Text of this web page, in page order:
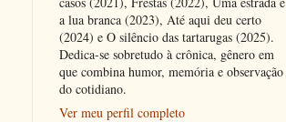
a lua branca (2023), Até aqui deu certo
(2024) e O silêncio das tartarugas (2025).
Dedica-se sobretudo à crônica, gênero em
que combina humor, memória e observação
do cotidiano.
Ver meu perfil completo